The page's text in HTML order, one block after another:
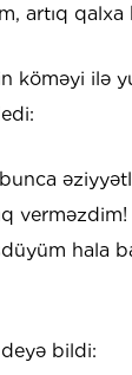
artıq qalxa
köməyi ilə
hala
bildi: